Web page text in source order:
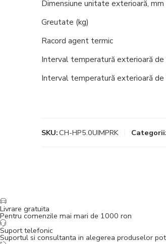
Dimensiune unitate exterioară, mm
Greutate (kg)
Racord agent termic
Interval temperatură exterioară de
Interval temperatură exterioară
SKU:CH-HP5.0UIMPRK Categorii:
Livrare gratuita
Pentru comenzile mai mari de 1000 ron
Suport telefonic
Suportul si consultanta in alegerea produselor